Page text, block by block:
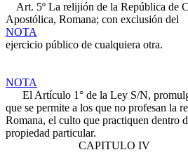
Art. 5º La relijión de la República de
Apostólica, Romana; con exclusión del
NOTA
ejercicio público de cualquiera otra.
NOTA
El Artículo 1° de la Ley S/N,
que se permite a los que no profesan la
Romana, el culto que practiquen dentro
propiedad particular.
CAPITULO IV